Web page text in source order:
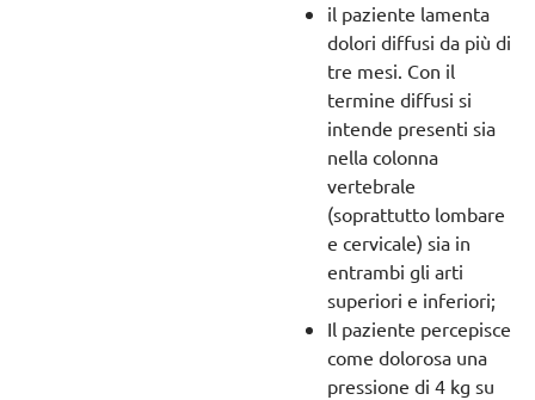
il paziente lamenta
dolori diffusi da più di
tre mesi. Con il
termine diffusi si
intende presenti sia
nella colonna
vertebrale
(soprattutto lombare
e cervicale) sia in
entrambi gli arti
superiori e inferiori;
Il paziente percepisce
come dolorosa una
pressione di 4 kg su